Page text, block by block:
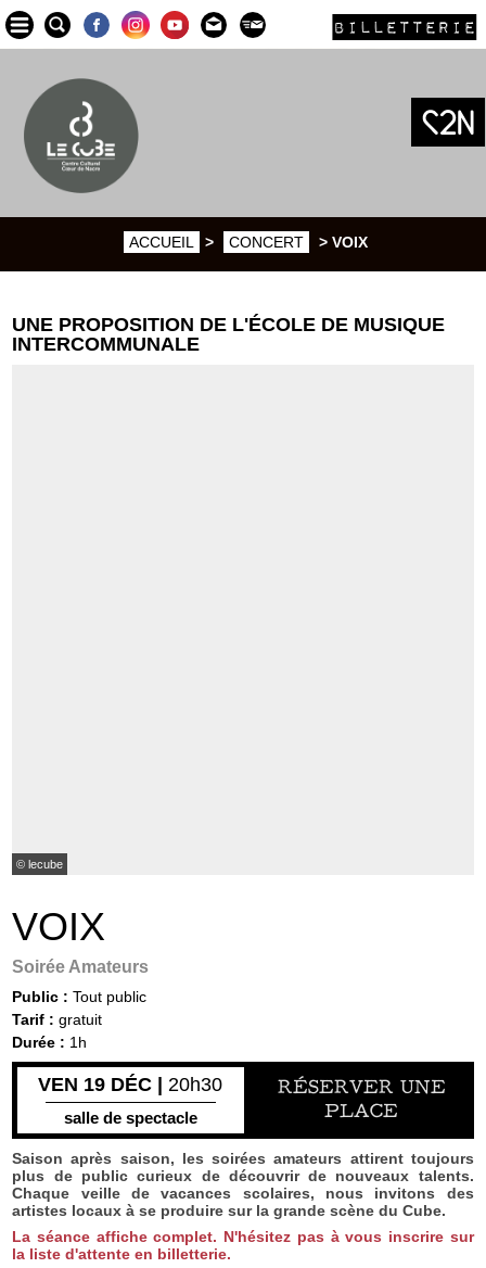
BILLETTERIE
ACCUEIL > CONCERT > VOIX
UNE PROPOSITION DE L'ÉCOLE DE MUSIQUE
INTERCOMMUNALE
© lecube
VOIX
Soirée Amateurs
Public :Tout public
Tarif :gratuit
Durée : 1h
VEN 19 DÉC |20h30
salle de spectacle
RÉSERVER UNE
PLACE
Saison après saison, les soirées amateurs attirent toujours
plus de public curieux de découvrir de nouveaux talents.
Chaque veille de vacances scolaires, nous invitons des
artistes locaux à se produire sur la grande scène du Cube.
La séance affiche complet. N'hésitez pas à vous inscrire sur
la liste d'attente en billetterie.